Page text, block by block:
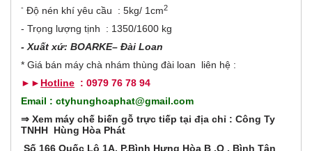
a
G
- Độ nén khí yêu cầu : 5kg/ 1cm2
- Trọng lượng tịnh : 1350/1600 kg
- Xuất xứ: BOARKE– Đài Loan
* Giá bán máy chà nhám thùng đài loan liên hệ :
►► Hotline : 0979 76 78 94
Email : ctyhunghoaphat@gmail.com
⇒ Xem máy chế biến gỗ trực tiếp tại địa chỉ : Công Ty
TNHH Hùng Hòa Phát
Số 166 Quốc Lộ 1A, P.Bình Hưng Hòa B ,Q . Bình Tân